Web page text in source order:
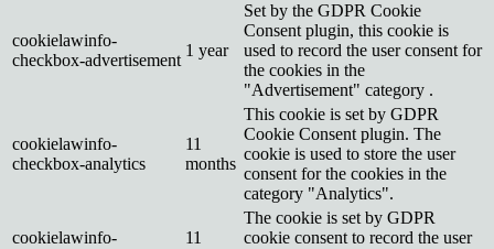
cookielawinfo-
checkbox-advertisement
1 year
Set by the GDPR Cookie
Consent plugin, this cookie is
used to record the user consent for
the cookies in the
"Advertisement" category .
cookielawinfo-
checkbox-analytics
11
months
This cookie is set by GDPR
Cookie Consent plugin. The
cookie is used to store the user
consent for the cookies in the
category "Analytics".
cookielawinfo-
11
The cookie is set by GDPR
cookie consent to record the user